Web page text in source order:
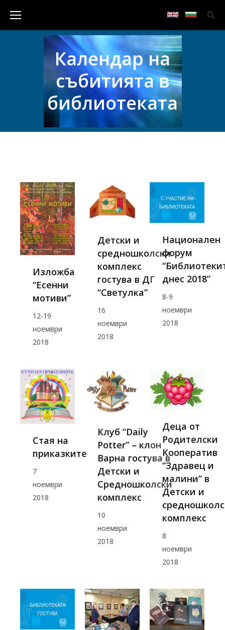
Календар на
събитията в
библиотеката
Изложба
“Есенни
мотиви”
12-19
ноември
2018
Детски и
средношколски
комплекс
гостува в ДГ
“Светулка”
16
ноември
2018
Национален
форум
днес 2018”
8-9
ноември
2018
Стая на
приказките
7
ноември
2018
Клуб “Daily
Potter” – клон
Варна гостува в
Детски и
Средношколски
комплекс
10
ноември
2018
Деца от
Родителски
Кооператив
“Здравец и
малини” в
Детски и
комплекс
8
ноември
2018